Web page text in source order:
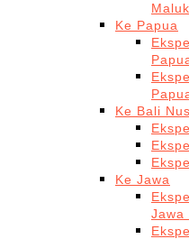
Ke Papua
Ke Bali
Ke Jawa
Jawa